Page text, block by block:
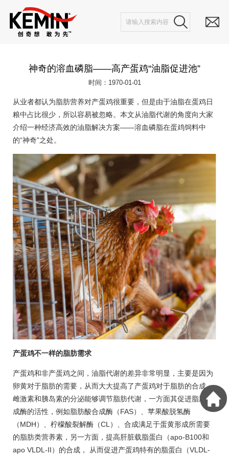
神奇的溶血磷脂——高产蛋鸡“油脂促进池”
时间：1970-01-01
从业者都认为脂肪营养对产蛋鸡很重要，但是由于油脂在蛋鸡日
粮中占比很少，所以容易被忽略。本文从油脂代谢的角度向大家
介绍一种经济高效的油脂解决方案——溶血磷脂在蛋鸡饲料中
的“神奇”之处。
产蛋鸡不一样的脂肪需求
产蛋鸡和非产蛋鸡之间，油脂代谢的差异非常明显，主要是因为
卵黄对于脂肪的需要，从而大大提高了产蛋鸡对于脂肪的合成。
雌激素和胰岛素的分泌能够调节脂肪代谢，一方面其促进脂肪生
成酶的活性，例如脂肪酸合成酶（FAS）、苹果酸脱氢酶
（MDH）、柠檬酸裂解酶（CL）、合成满足于蛋黄形成所需要
的脂肪类营养素，另一方面，提高肝脏载脂蛋白（apo-B100和
apo VLDL-II）的合成， 从而促进产蛋鸡特有的脂蛋白（VLDL-